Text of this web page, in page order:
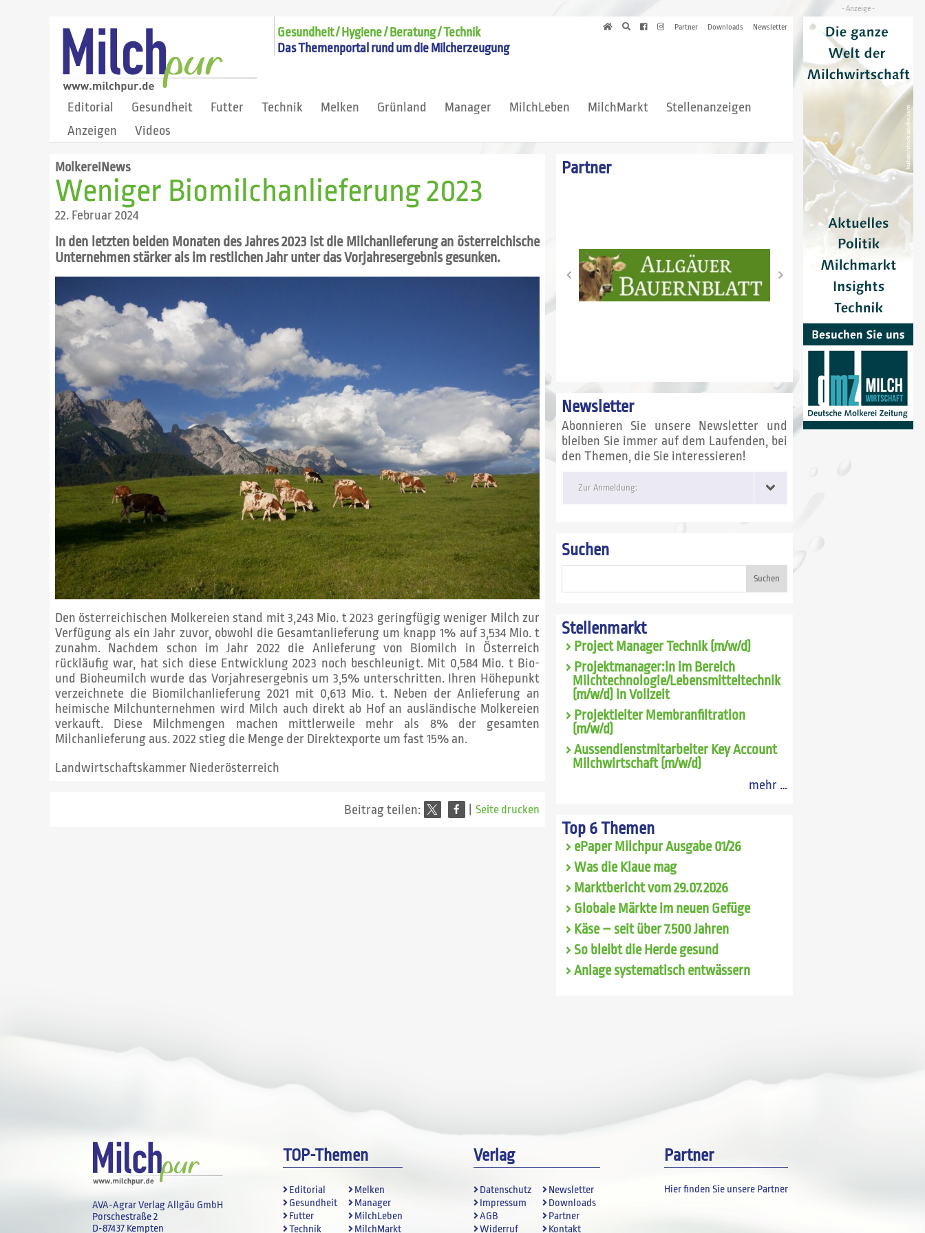
Partner Downloads Newsletter
Gesundheit / Hygiene / Beratung / Technik
Das Themenportal rund um die Milcherzeugung
Editorial Gesundheit Futter Technik Melken Grünland Manager MilchLeben MilchMarkt
Stellenanzeigen
Anzeigen
Videos
MolkereiNews
Weniger Biomilchanlieferung 2023
22. Februar 2024
In den letzten beiden Monaten des Jahres 2023 ist die Milchanlieferung an österreichische
Unternehmen stärker als im restlichen Jahr unter das Vorjahresergebnis gesunken.
Den österreichischen Molkereien stand mit 3,243 Mio. t 2023 geringfügig weniger Milch zur
Verfügung als ein Jahr zuvor, obwohl die Gesamtanlieferung um knapp 1% auf 3,534 Mio. t
zunahm. Nachdem schon im Jahr 2022 die Anlieferung von Biomilch in Österreich
rückläufig war, hat sich diese Entwicklung 2023 noch beschleunigt. Mit 0,584 Mio. t Bio-
und Bioheumilch wurde das Vorjahresergebnis um 3,5% unterschritten. Ihren Höhepunkt
verzeichnete die Biomilchanlieferung 2021 mit 0,613 Mio. t. Neben der Anlieferung an
heimische Milchunternehmen wird Milch auch direkt ab Hof an ausländische Molkereien
verkauft. Diese Milchmengen machen mittlerweile mehr als 8% der gesamten
Milchanlieferung aus. 2022 stieg die Menge der Direktexporte um fast 15% an.
Landwirtschaftskammer Niederösterreich
Beitrag teilen: Seite drucken
Partner
Newsletter
Abonnieren Sie unsere Newsletter und
bleiben Sie immer auf dem Laufenden, bei
den Themen, die Sie interessieren!
Zur Anmeldung:
Suchen
Suchen
Stellenmarkt
Project Manager Technik (m/w/d)
Projektmanager:in im Bereich
Milchtechnologie/Lebensmitteltechnik
(m/w/d) in Vollzeit
Projektleiter Membranfiltration
(m/w/d)
Aussendienstmitarbeiter Key Account
Milchwirtschaft (m/w/d)
mehr …
Top 6 Themen
ePaper Milchpur Ausgabe 01/26
Was die Klaue mag
Marktbericht vom 29.07.2026
Globale Märkte im neuen Gefüge
Käse – seit über 7.500 Jahren
So bleibt die Herde gesund
Anlage systematisch entwässern
AVA-Agrar Verlag Allgäu GmbH
Porschestraße 2
D-87437 Kempten
TOP-Themen
Editorial
Gesundheit
Futter
Technik
Melken
Manager
MilchLeben
MilchMarkt
Verlag
Datenschutz
Impressum
AGB
Widerruf
Newsletter
Downloads
Partner
Kontakt
Partner
Hier finden Sie unsere Partner